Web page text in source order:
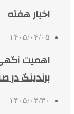
اخبار هفته
۱۴۰۵/۰۴/۰۵
اهمیت
برندینگ در
۱۴۰۵/۰۳/۳۰